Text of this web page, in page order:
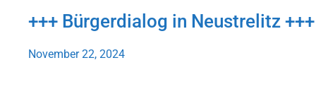
+++ Bürgerdialog in Neustrelitz +++
November 22, 2024